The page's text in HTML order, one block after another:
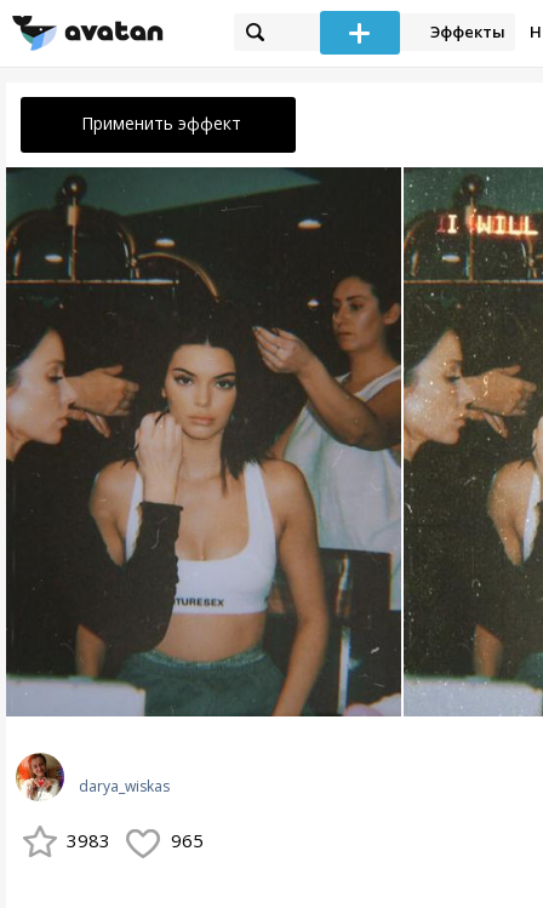
Эффекты
Применить эффект
darya_wiskas
3983 965